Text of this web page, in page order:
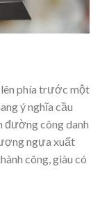
lên phía trước một
ý nghĩa cầu
đường công danh
ngựa xuất
công, giàu có